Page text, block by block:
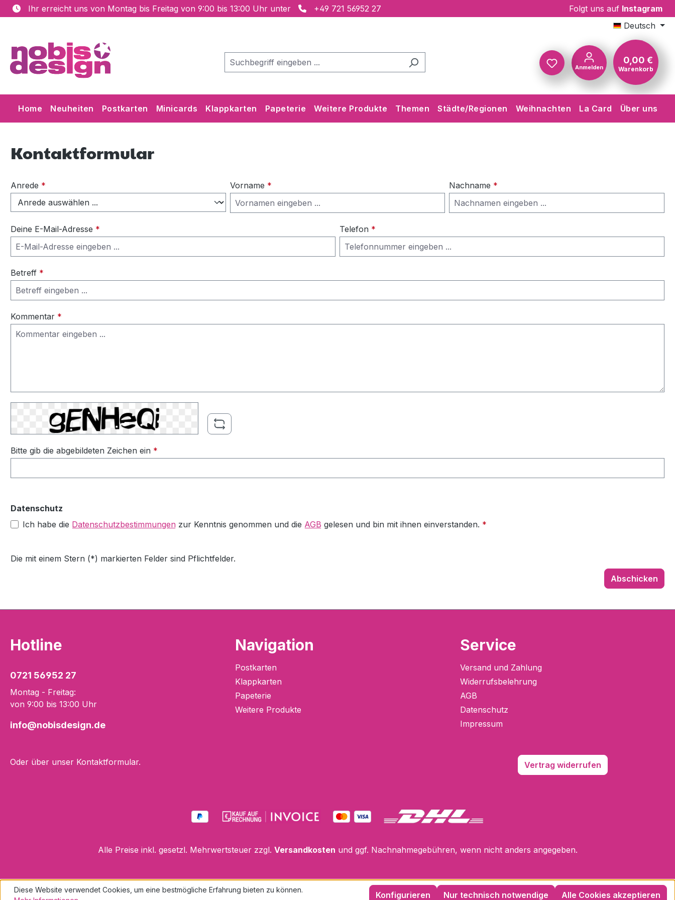
Hauptinhalt springen
Zur Suche springen
Zur Hauptnavigation springen
Ihr erreicht uns von Montag bis Freitag von 9:00 bis 13:00 Uhr unter +49 721 56952 27 Folgt uns auf Instagram
Deutsch
Du hast 0 Produkte auf dem
Anmelden
0,00 €
Warenkorb
Home Neuheiten Postkarten Minicards Klappkarten Papeterie Weitere Produkte Themen Städte/Regionen Weihnachten La Card Über uns
Kontaktformular
Anrede * Vorname * Nachname *
Deine E-Mail-Adresse * Telefon *
Betreff *
Kommentar *
Bitte gib die abgebildeten Zeichen ein *
Datenschutz
Ich habe die Datenschutzbestimmungen zur Kenntnis genommen und die AGB gelesen und bin mit ihnen einverstanden. *
Die mit einem Stern (*) markierten Felder sind Pflichtfelder.
Abschicken
Hotline
0721 56952 27
Montag - Freitag:
von 9:00 bis 13:00 Uhr
info@nobisdesign.de
Oder über unser Kontaktformular.
Navigation
Postkarten
Klappkarten
Papeterie
Weitere Produkte
Service
Versand und Zahlung
Widerrufsbelehrung
AGB
Datenschutz
Impressum
Vertrag widerrufen
Alle Preise inkl. gesetzl. Mehrwertsteuer zzgl. Versandkosten und ggf. Nachnahmegebühren, wenn nicht anders angegeben.
Diese Website verwendet Cookies, um eine bestmögliche Erfahrung bieten zu können.
Nur technisch notwendige
Konfigurieren Alle Cookies akzeptieren